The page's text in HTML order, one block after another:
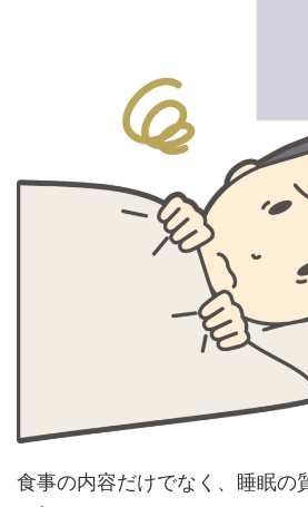
食事の内容だけでなく、睡眠の